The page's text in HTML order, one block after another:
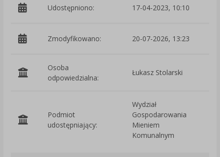
Udostępniono: 17-04-2023, 10:10
Zmodyfikowano: 20-07-2026, 13:23
Osoba
odpowiedzialna:
Łukasz Stolarski
Podmiot
udostępniający:
Wydział
Gospodarowania
Mieniem
Komunalnym